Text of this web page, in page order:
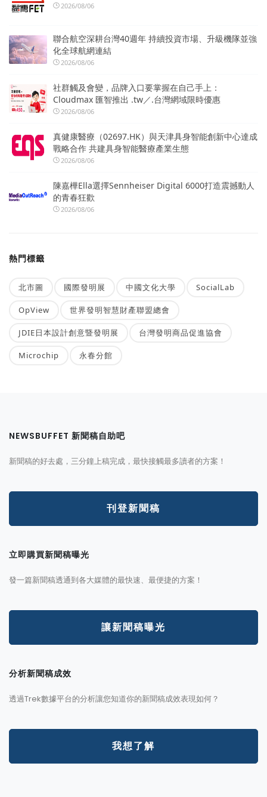
2026/08/06
聯合航空深耕台灣40週年 持續投資市場、升級機隊並強
化全球航網連結
2026/08/06
社群觸及會變，品牌入口要掌握在自己手上：
Cloudmax 匯智推出 .tw／.台灣網域限時優惠
2026/08/06
真健康醫療（02697.HK）與天津具身智能創新中心達成
戰略合作 共建具身智能醫療產業生態
2026/08/06
陳嘉樺Ella選擇Sennheiser Digital 6000打造震撼動人
的青春狂歡
2026/08/06
熱門標籤
北市圖 國際發明展 中國文化大學 SocialLab
OpView 世界發明智慧財產聯盟總會
JDIE日本設計創意暨發明展 台灣發明商品促進協會
Microchip 永春分館
NEWSBUFFET 新聞稿自助吧
新聞稿的好去處，三分鐘上稿完成，最快接觸最多讀者的方案！
刊登新聞稿
立即購買新聞稿曝光
發一篇新聞稿透通到各大媒體的最快速、最便捷的方案！
讓新聞稿曝光
分析新聞稿成效
透過Trek數據平台的分析讓您知道你的新聞稿成效表現如何？
我想了解